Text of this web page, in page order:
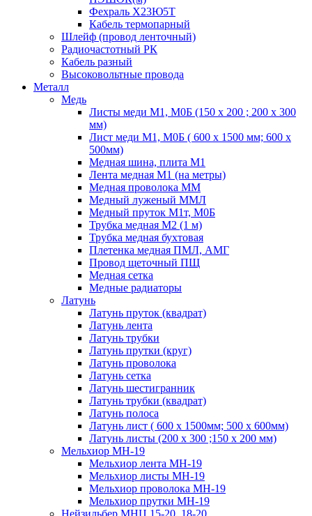
Фехраль Х23Ю5Т
Кабель термопарный
Шлейф (провод ленточный)
Радиочастотный РК
Кабель разный
Высоковольтные провода
Металл
Медь
Листы меди М1, М0Б (150 х 200 ; 200 х 300
мм)
Лист меди М1, М0Б ( 600 х 1500 мм; 600 х
500мм)
Медная шина, плита М1
Лента медная М1 (на метры)
Медная проволока ММ
Медный луженый ММЛ
Медный пруток М1т, М0Б
Трубка медная М2 (1 м)
Трубка медная бухтовая
Плетенка медная ПМЛ, АМГ
Провод щеточный ПЩ
Медная сетка
Медные радиаторы
Латунь
Латунь пруток (квадрат)
Латунь лента
Латунь трубки
Латунь прутки (круг)
Латунь проволока
Латунь сетка
Латунь шестигранник
Латунь трубки (квадрат)
Латунь полоса
Латунь лист ( 600 х 1500мм; 500 х 600мм)
Латунь листы (200 х 300 ;150 х 200 мм)
Мельхиор МН-19
Мельхиор лента МН-19
Мельхиор листы МН-19
Мельхиор проволока МН-19
Мельхиор прутки МН-19
Нейзильбер МНЦ 15-20, 18-20